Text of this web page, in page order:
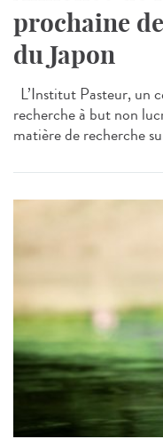
prochaine
du Japon
L’Institut Pasteur, un
recherche à but non
matière de recherche